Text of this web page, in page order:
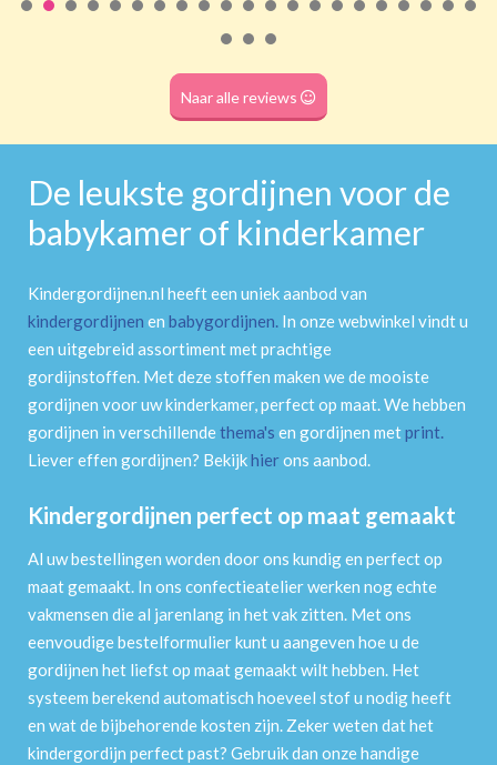
(dubbele tunnel)
Naar alle reviews
De leukste gordijnen voor de
babykamer of kinderkamer
Kindergordijnen.nl heeft een uniek aanbod van
kindergordijnen en babygordijnen. In onze webwinkel vindt u
een uitgebreid assortiment met prachtige
gordijnstoffen. Met deze stoffen maken we de mooiste
gordijnen voor uw kinderkamer, perfect op maat. We hebben
gordijnen in verschillendethema's en gordijnen metprint.
Liever effen gordijnen? Bekijkhierons aanbod.
Kindergordijnen perfect op maat gemaakt
Al uw bestellingen worden door ons kundig en perfect op
maat gemaakt. In ons confectieatelier werken nog echte
vakmensen die al jarenlang in het vak zitten. Met ons
eenvoudige bestelformulier kunt u aangeven hoe u de
gordijnen het liefst op maat gemaakt wilt hebben. Het
systeem berekend automatisch hoeveel stof u nodig heeft
en wat de bijbehorende kosten zijn. Zeker weten dat het
kindergordijn perfect past? Gebruik dan onze handige